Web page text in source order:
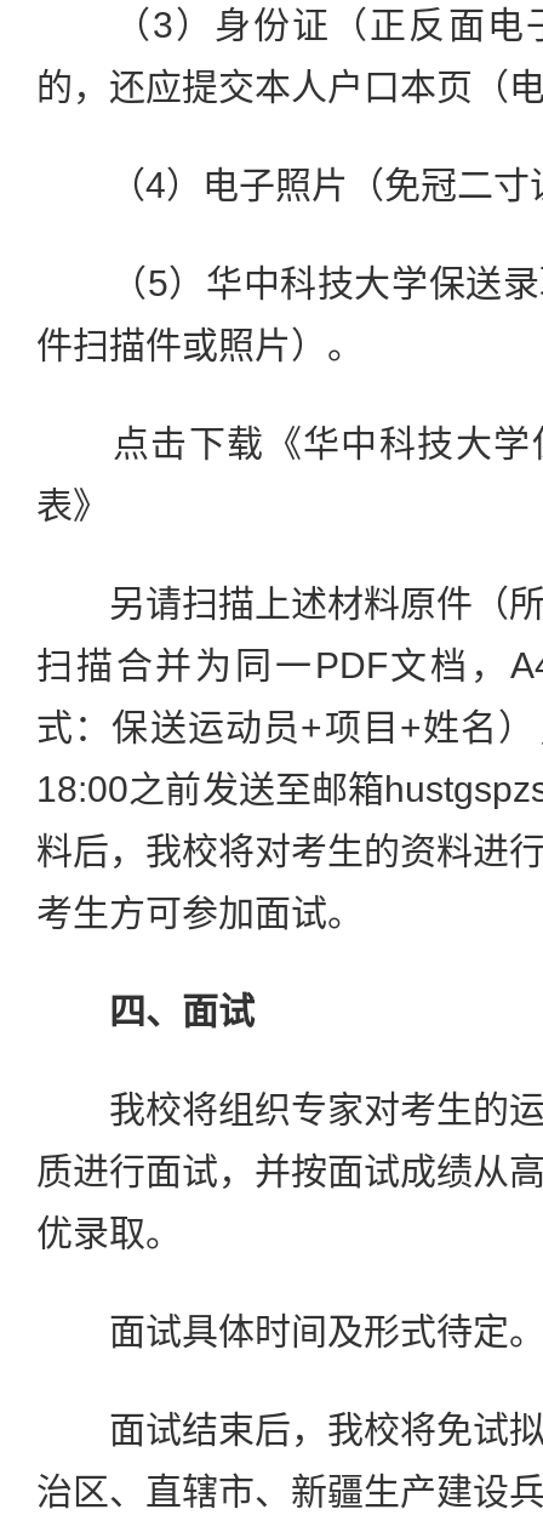
（3）身份证（正反面电
的，还应提交本人户口本页（
（4）电子照片（免冠二寸
（5）华中科技大学保送录
件扫描件或照片）。
点击下载《华中科技大学
表》
另请扫描上述材料原件（所
扫描合并为同一PDF文档，
式：保送运动员+项目+姓名
18:00之前发送至邮箱
料后，我校将对考生的资料进
考生方可参加面试。
四、面试
我校将组织专家对考生的运
质进行面试，并按面试成绩从
优录取。
面试具体时间及形式待定
面试结束后，我校将免试拟
治区、直辖市、新疆生产建设